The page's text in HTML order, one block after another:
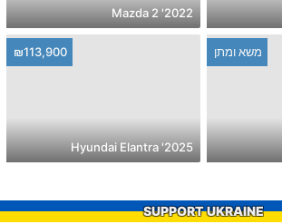
2022' Mazda 2
משא ומתן ₪113,900
2025' Hyundai Elantra
SUPPORT UKRAINE